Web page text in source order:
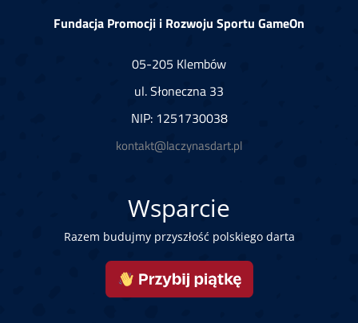
Fundacja Promocji i Rozwoju Sportu GameOn
05-205 Klembów
ul. Słoneczna 33
NIP: 1251730038
kontakt@laczynasdart.pl
Wsparcie
Razem budujmy przyszłość polskiego darta